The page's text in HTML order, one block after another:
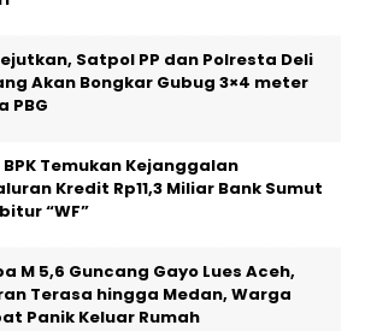
Satpol PP dan Polresta Deli
Akan Bongkar Gubug 3×4 meter
PBG
Temukan Kejanggalan
Kredit Rp11,3 Miliar Bank Sumut
“WF”
M 5,6 Guncang Gayo Lues Aceh,
Terasa hingga Medan, Warga
Panik Keluar Rumah